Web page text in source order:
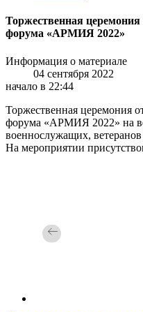
Торжественная
форума «АРМИЯ 2022»
Информация о материале
04 сентября 2022
начало в 22:44
Торжественная церемония
форума «АРМИЯ 2022» на
военнослужащих,
На мероприятии